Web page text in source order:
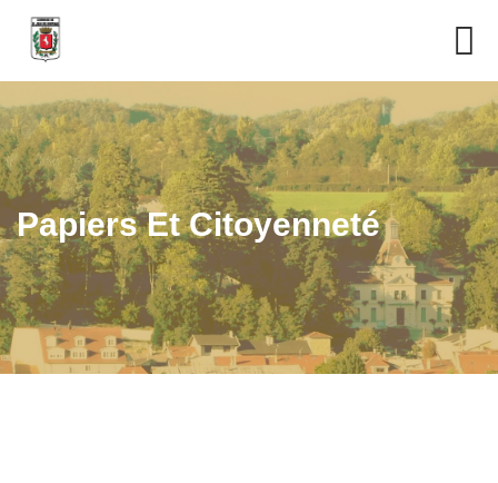
Papiers Et Citoyenneté